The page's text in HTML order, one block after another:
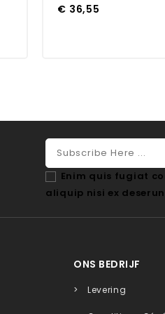
€ 36,55
Enim quis fugiat
aliquip nisi ex
ONS BEDRIJF
Levering